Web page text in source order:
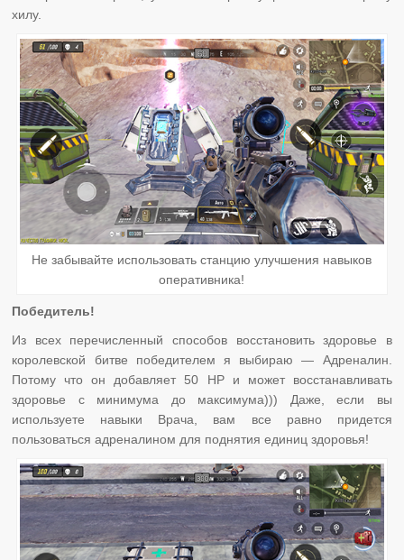
хилу.
Не забывайте использовать станцию улучшения навыков
оперативника!
Победитель!
Из всех перечисленный способов восстановить здоровье в
королевской битве победителем я выбираю — Адреналин.
Потому что он добавляет 50 HP и может восстанавливать
здоровье с минимума до максимума))) Даже, если вы
используете навыки Врача, вам все равно придется
пользоваться адреналином для поднятия единиц здоровья!